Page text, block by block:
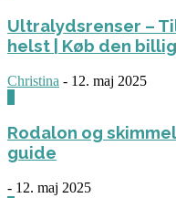
Ultralydsrenser –
helst | Køb den
Christina - 12. maj 2025
Rodalon og
guide
- 12. maj 2025